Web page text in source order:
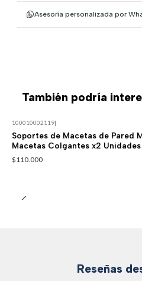
Asesoría personalizada por
También podría
100010002119|
Soportes de Macetas de Pared
Macetas Colgantes x2 Unidades
$110.000
Reseñas